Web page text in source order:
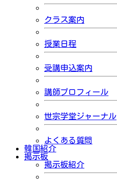
クラス案内
授業日程
受講申込案内
講師プロフィール
世宗学堂ジャーナル
よくある質問
韓国紹介
掲示板
掲示板紹介